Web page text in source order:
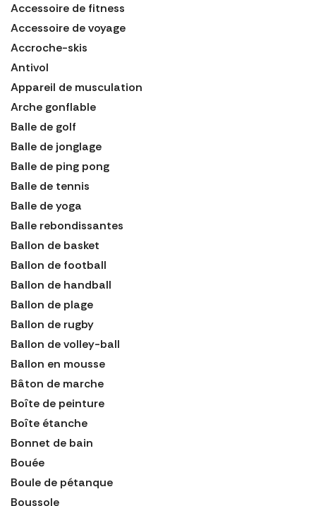
Accessoire de fitness
Accessoire de voyage
Accroche-skis
Antivol
Appareil de musculation
Arche gonflable
Balle de golf
Balle de jonglage
Balle de ping pong
Balle de tennis
Balle de yoga
Balle rebondissantes
Ballon de basket
Ballon de football
Ballon de handball
Ballon de plage
Ballon de rugby
Ballon de volley-ball
Ballon en mousse
Bâton de marche
Boîte de peinture
Boîte étanche
Bonnet de bain
Bouée
Boule de pétanque
Boussole